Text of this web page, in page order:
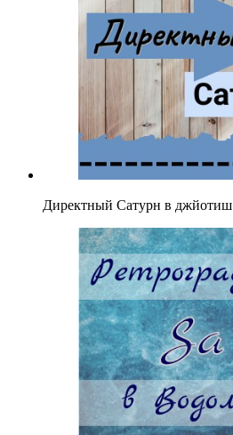
Директный Сатурн в джйотиш